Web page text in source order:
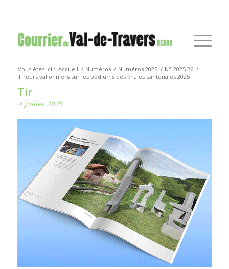
Vous êtes ici : Accueil / Numéros / Numéros 2025 / N° 2025.26 /
Tireurs vallonniers sur les podiums des finales cantonales 2025
Tir
4 juillet 2025